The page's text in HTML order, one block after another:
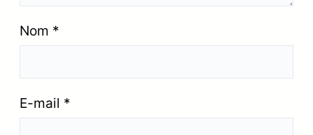
Nom *
E-mail *